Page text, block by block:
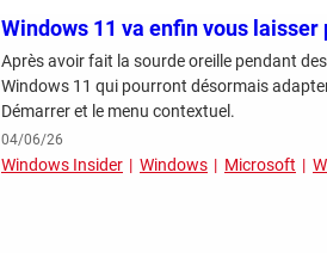
Windows 11 va enfin vous
Après avoir fait la sourde oreille pendant
Windows 11 qui pourront désormais
Démarrer et le menu contextuel.
04/06/26
Windows Insider Windows Microsoft